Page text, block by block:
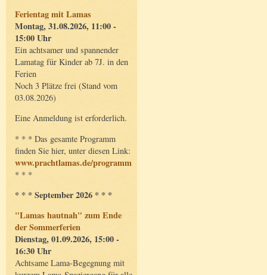
Ferientag mit Lamas
Montag, 31.08.2026, 11:00 -
15:00 Uhr
Ein achtsamer und spannender
Lamatag für Kinder ab 7J. in den
Ferien
Noch 3 Plätze frei (Stand vom
03.08.2026)
Eine Anmeldung ist erforderlich.
* * * Das gesamte Programm
finden Sie hier, unter diesen Link:
www.prachtlamas.de/programm
* * *
* * * September 2026 * * *
"Lamas hautnah" zum Ende
der Sommerferien
Dienstag, 01.09.2026, 15:00 -
16:30 Uhr
Achtsame Lama-Begegnung mit